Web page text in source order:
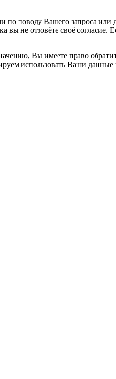
поводу Вашего запроса
вы не отзовёте своё
Вы имеете право
использовать Ваши данные